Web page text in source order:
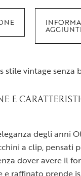
stile vintage senza
E
degli anni
a clip, pensati
dover avere il
e raffinato prende